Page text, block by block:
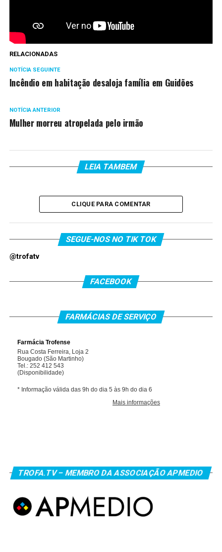
RELACIONADAS
NOTÍCIA SEGUINTE
Incêndio em habitação desaloja família em Guidões
NOTÍCIA ANTERIOR
Mulher morreu atropelada pelo irmão
LEIA TAMBEM
CLIQUE PARA COMENTAR
SEGUE-NOS NO TIK TOK
@trofatv
FACEBOOK
FARMÁCIAS DE SERVIÇO
TROFA.TV – MEMBRO DA ASSOCIAÇÃO APMEDIO